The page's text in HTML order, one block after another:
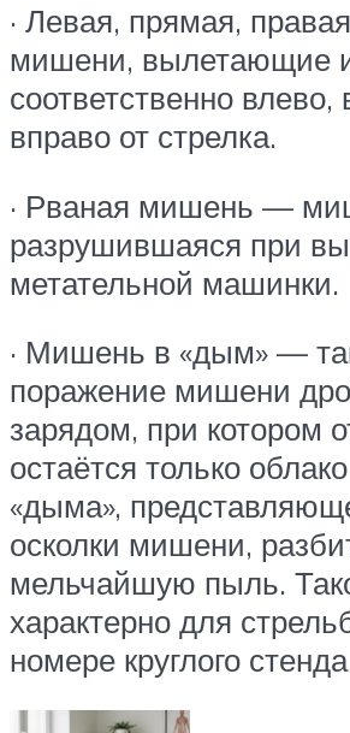
· Левая, прямая,
мишени, вылетающие
соответственно влево,
вправо от стрелка.
· Рваная мишень —
разрушившаяся при
метательной машинки.
· Мишень в «дым» —
поражение мишени
зарядом, при котором
остаётся только
«дыма»,
осколки мишени,
мельчайшую пыль.
характерно для
номере круглого